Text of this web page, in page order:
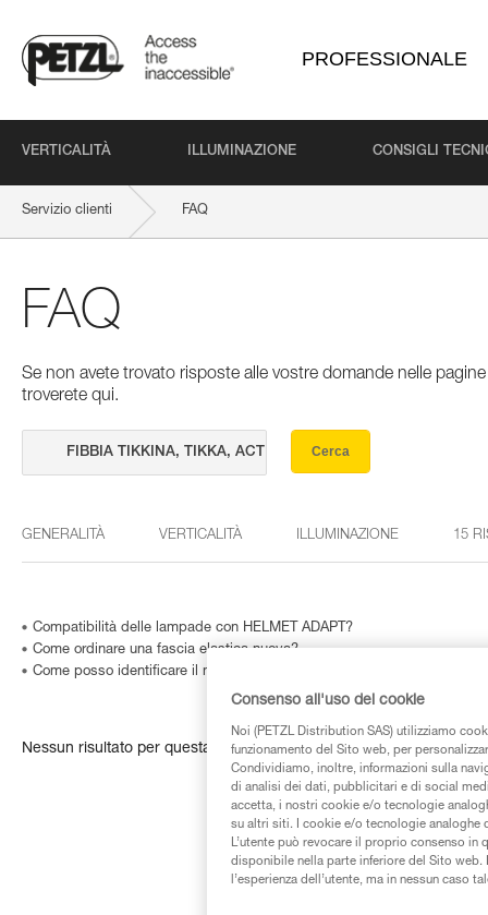
PROFESSIONALE
VERTICALITÀ ILLUMINAZIONE CONSIGLI
Servizio clienti FAQ
FAQ
Se non avete trovato risposte alle vostre domande nelle
troverete qui.
Cerca
GENERALITÀ VERTICALITÀ ILLUMINAZIONE 15
Compatibilità delle lampade con HELMET ADAPT?
Come ordinare una fascia elastica nuova?
Come posso identificare il modello e l’età della mia lampada frontale
Nessun risultato per questa ricerca
Consenso all'uso dei cookie
Noi (PETZL Distribution SAS) utilizziamo
funzionamento del Sito web, per
Condividiamo, inoltre, informazioni sulla
di analisi dei dati, pubblicitari e di social
accetta, i nostri cookie e/o tecnologie
su altri siti. I cookie e/o tecnologie analoghe
L’utente può revocare il proprio consenso
disponibile nella parte inferiore del Sito
l’esperienza dell’utente, ma in nessun caso